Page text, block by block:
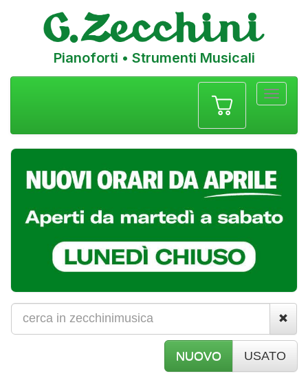
Pianoforti • Strumenti Musicali
NUOVO USATO